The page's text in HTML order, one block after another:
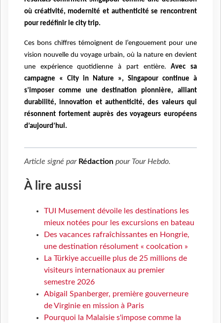
où créativité, modernité et authenticité se rencontrent
pour redéfinir le city trip.
Ces bons chiffres témoignent de l’engouement pour une
vision nouvelle du voyage urbain, où la nature en devient
une expérience quotidienne à part entière.Avec sa
campagne « City in Nature », Singapour continue à
s’imposer comme une destination pionnière, alliant
durabilité, innovation et authenticité, des valeurs qui
résonnent fortement auprès des voyageurs européens
d’aujourd’hui.
Article signé par Rédaction pour Tour Hebdo.
À lire aussi
TUI Musement dévoile les destinations les
mieux notées pour les excursions en bateau
Des vacances rafraîchissantes en Hongrie,
une destination résolument « coolcation »
La Türkiye accueille plus de 25 millions de
visiteurs internationaux au premier
semestre 2026
Abigail Spanberger, première gouverneure
de Virginie en mission à Paris
Pourquoi la Malaisie s'impose comme la